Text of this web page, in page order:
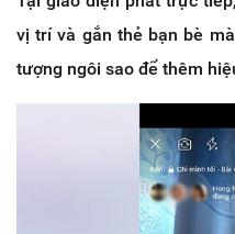
vị trí và gắn thẻ bạn bè
tượng ngôi sao để thêm